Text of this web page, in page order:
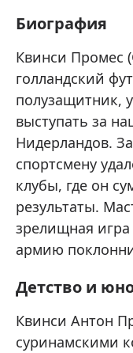
Биография
Квинси Промес
голландский
полузащитник,
выступать за
Нидерландов.
спортсмену
клубы, где он
результаты.
зрелищная
армию
Детство и
Квинси Антон
суринамскими